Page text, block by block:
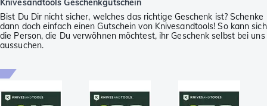
Knivesandtools Geschenkgutschein
Bist Du Dir nicht sicher, welches das richtige Geschenk ist? Schenke
dann doch einfach einen Gutschein von Knivesandtools! So kann sich
die Person, die Du verwöhnen möchtest, ihr Geschenk selbst bei uns
aussuchen.